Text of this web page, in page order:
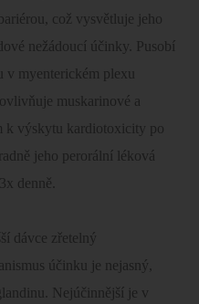
což vysvětluje jeho
nežádoucí účinky. Pusobí
myenterickém plexu
muskarinové a
k výskytu kardiotoxicity po
jeho perorální léková
denně.
dávce zřetelný
účinku je nejasný,
Nejúčinnější je v